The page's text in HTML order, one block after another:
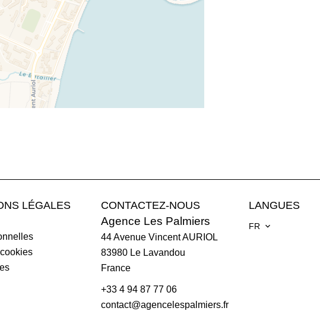
LÉGALES CONTACTEZ-NOUS
Agence Les Palmiers
44 Avenue Vincent AURIOL
83980 Le Lavandou
France
+33 4 94 87 77 06
contact@agencelespalmiers.fr
LANGUES
FR